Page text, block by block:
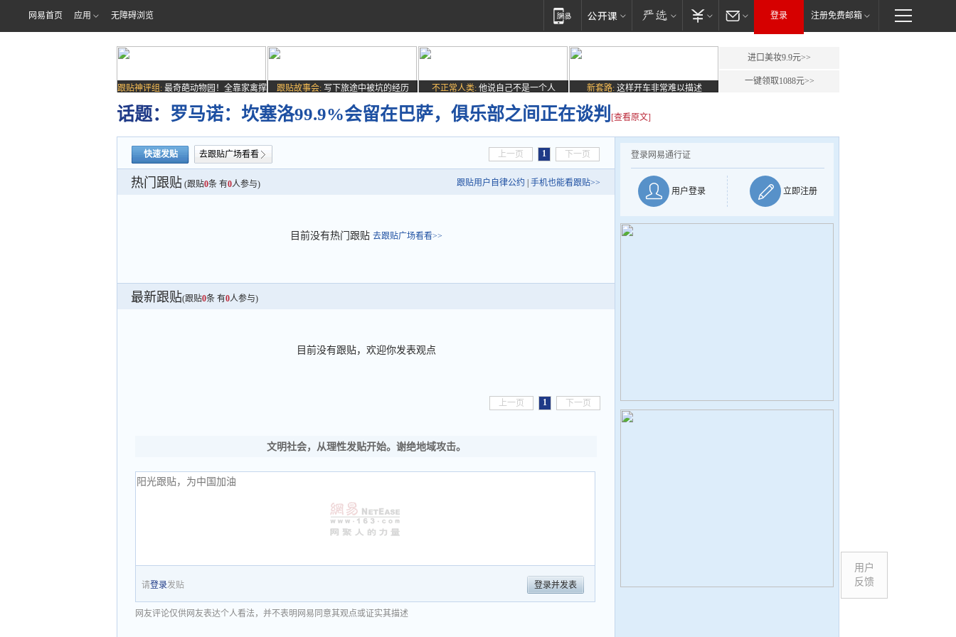
网易首页 应用 无障碍浏览 登录 注册免费邮箱
跟贴神评组: 最奇葩动物园！全靠家禽撑
场子
跟贴故事会: 写下旅途中被坑的经历 不正常人类: 他说自己不是一个人 新套路: 这样开车非常难以描述
进口美妆9.9元>>
一键领取1088元>>
话题： 罗马诺：坎塞洛99.9%会留在巴萨，俱乐部之间正在谈判 [查看原文]
快速发贴 去跟贴广场看看 上一页 1 下一页
热门跟贴 (跟贴0条 有0人参与) 跟贴用户自律公约 手机也能看跟贴>>
目前没有热门跟贴 去跟贴广场看看>>
最新跟贴(跟贴0条 有0人参与)
目前没有跟贴，欢迎你发表观点
上一页 1 下一页
文明社会，从理性发贴开始。谢绝地域攻击。
请登录发贴 登录并发表
网友评论仅供网友表达个人看法，并不表明网易同意其观点或证实其描述
登录网易通行证
用户登录 立即注册
用户
反馈